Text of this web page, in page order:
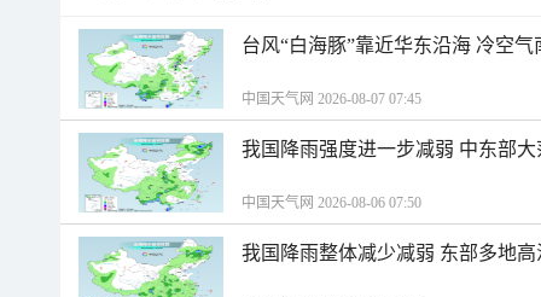
台风“白海豚”靠近华东沿海 冷空
中国天气网 2026-08-07 07:45
我国降雨强度进一步减弱 中东部
中国天气网 2026-08-06 07:50
我国降雨整体减少减弱 东部多地